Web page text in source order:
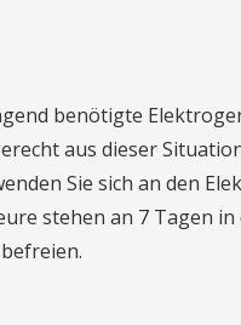
benötigte
aus dieser
Sie sich an den
stehen an 7 Tagen